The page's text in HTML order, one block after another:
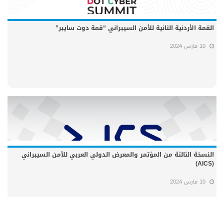
القمة الأردنية الثانية للأمن السيبراني “قمة دوت سايبر”
10 مارس 2024
النسخة الثالثة من المؤتمر والمعرض الدولي العربي للأمن السيبراني
(AICS)
10 مارس 2024